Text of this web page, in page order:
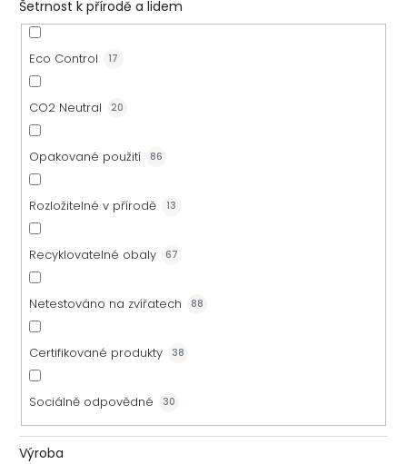
Šetrnost k přírodě a lidem
Eco Control 17
CO2 Neutral 20
Opakované použití 86
Rozložitelné v přírodě 13
Recyklovatelné obaly 67
Netestováno na zvířatech 88
Certifikované produkty 38
Sociálně odpovědné 30
Výroba